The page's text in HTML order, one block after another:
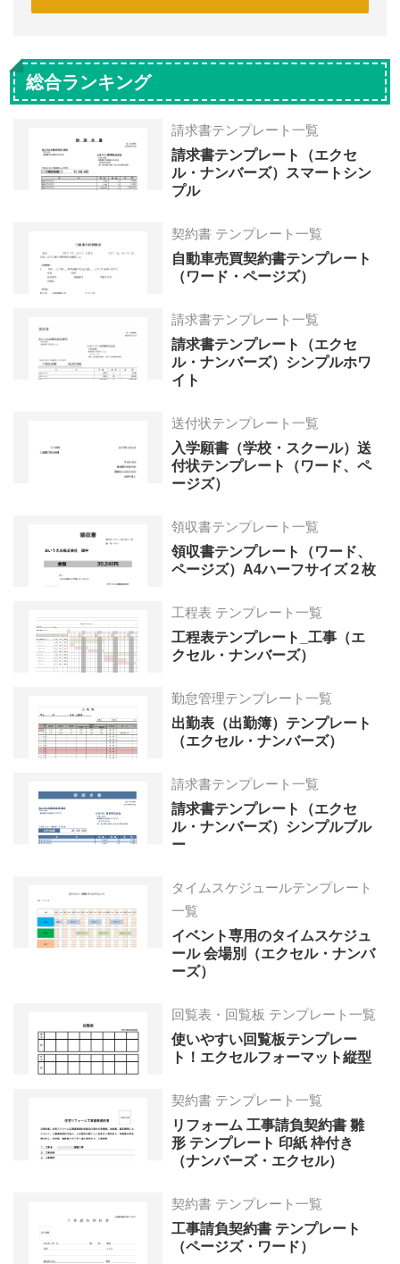
総合ランキング
請求書テンプレート一覧
請求書テンプレート（エクセ
ル・ナンバーズ）スマートシン
プル
契約書 テンプレート一覧
自動車売買契約書テンプレート
（ワード・ページズ）
請求書テンプレート一覧
請求書テンプレート（エクセ
ル・ナンバーズ）シンプルホワ
イト
送付状テンプレート一覧
入学願書（学校・スクール）送
付状テンプレート（ワード、ペ
ージズ）
領収書テンプレート一覧
領収書テンプレート（ワード、
ページズ）A4ハーフサイズ２枚
工程表 テンプレート一覧
工程表テンプレート_工事（エ
クセル・ナンバーズ）
勤怠管理テンプレート一覧
出勤表（出勤簿）テンプレート
（エクセル・ナンバーズ）
請求書テンプレート一覧
請求書テンプレート（エクセ
ル・ナンバーズ）シンプルブル
ー
タイムスケジュールテンプレート
一覧
イベント専用のタイムスケジュ
ール 会場別（エクセル・ナンバ
ーズ）
回覧表・回覧板 テンプレート一覧
使いやすい回覧板テンプレー
ト！エクセルフォーマット縦型
契約書 テンプレート一覧
リフォーム 工事請負契約書 雛
形 テンプレート 印紙 枠付き
（ナンバーズ・エクセル）
契約書 テンプレート一覧
工事請負契約書 テンプレート
（ページズ・ワード）